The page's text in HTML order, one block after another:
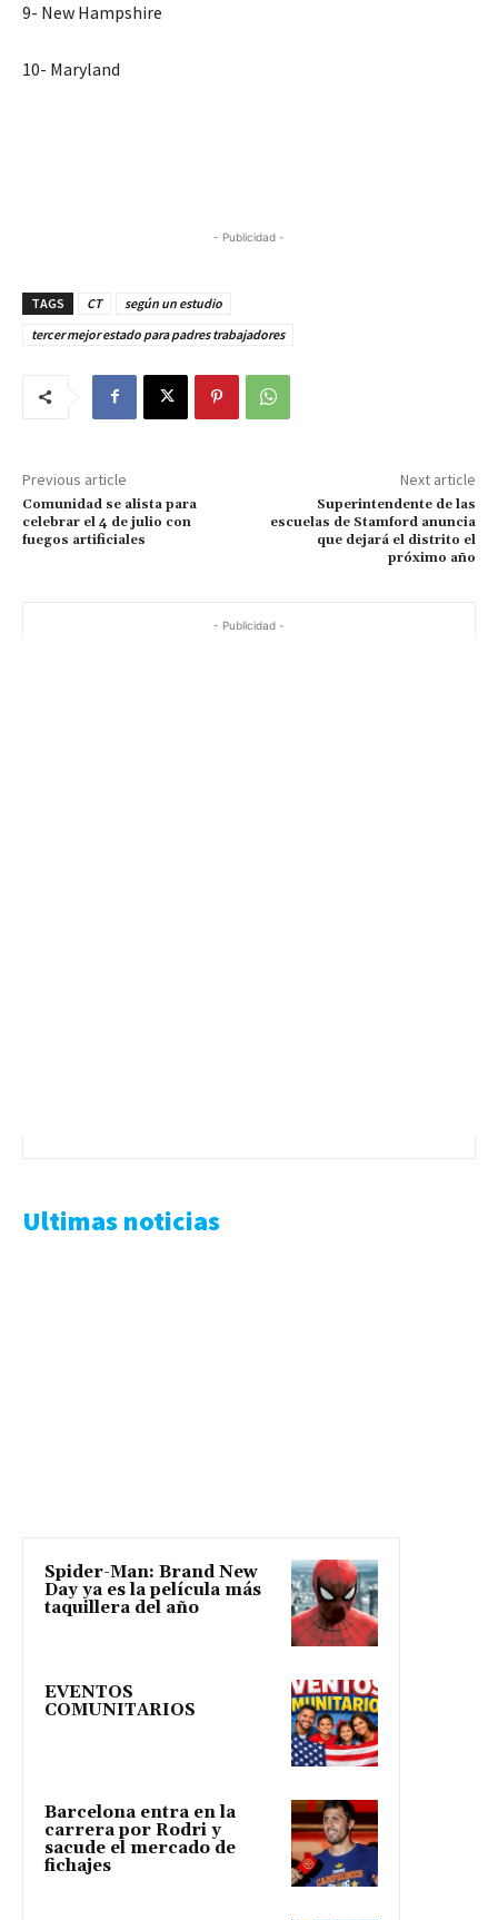
9- New Hampshire
10- Maryland
- Publicidad -
TAGS CT
según un estudio
tercer mejor estado para padres trabajadores
Previous article
Comunidad se alista para
celebrar el 4 de julio con
fuegos artificiales
Next article
Superintendente de las
escuelas de Stamford anuncia
que dejará el distrito el
próximo año
- Publicidad -
Ultimas noticias
Spider-Man: Brand New
Day ya es la película más
taquillera del año
EVENTOS
COMUNITARIOS
Barcelona entra en la
carrera por Rodri y
sacude el mercado de
fichajes